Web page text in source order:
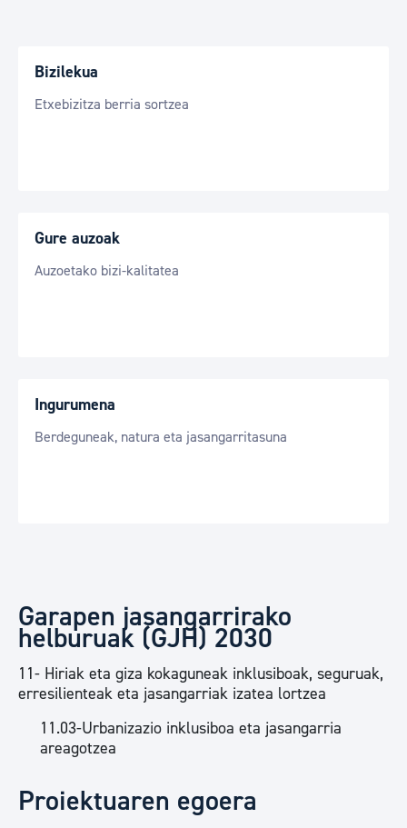
Bizilekua
Etxebizitza berria sortzea
Gure auzoak
Auzoetako bizi-kalitatea
Ingurumena
Berdeguneak, natura eta jasangarritasuna
Garapen jasangarrirako
helburuak (GJH) 2030
11- Hiriak eta giza kokaguneak inklusiboak, seguruak,
erresilienteak eta jasangarriak izatea lortzea
11.03-Urbanizazio inklusiboa eta jasangarria
areagotzea
Proiektuaren egoera